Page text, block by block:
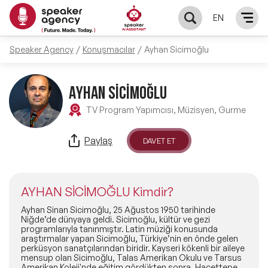
EN
KONUŞMACILAR
Yerel Konuşmacılar
Global Konuşmacılar
Exclusive Konuşmacılar
Tüm Konuşmacılar
KONULAR
Öne Çıkan Konular
Ünlü Konuşmacılar
İlham Veren Konuşmacılar
İlham Veren Kadın Konuşmacılar
ÇÖZÜMLER
Master Class Workshop
Akış Sunumu & Moderasyon
HAKKIMIZDA
Biz Kimiz?
BLOG
Speaker Agency Konuşmacılar Ayhan Sicimoğlu
AYHAN SİCİMOĞLU
TV Program Yapımcısı, Müzisyen, Gurme
Paylaş DAVET ET
AYHAN SİCİMOĞLU Kimdir?
Ayhan Sinan Sicimoğlu, 25 Ağustos 1950 tarihinde
Niğde’de dünyaya geldi. Sicimoğlu, kültür ve gezi
programlarıyla tanınmıştır. Latin müziği konusunda
araştırmalar yapan Sicimoğlu, Türkiye’nin en önde gelen
perküsyon sanatçılarından biridir. Kayseri kökenli bir aileye
mensup olan Sicimoğlu, Talas Amerikan Okulu ve Tarsus